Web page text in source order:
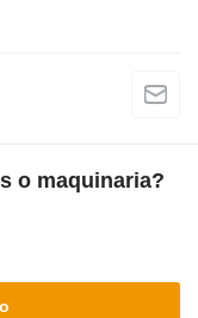
o maquinaria?